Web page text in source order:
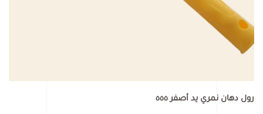
رول دهان نمري يد أصفر ٥٥٥